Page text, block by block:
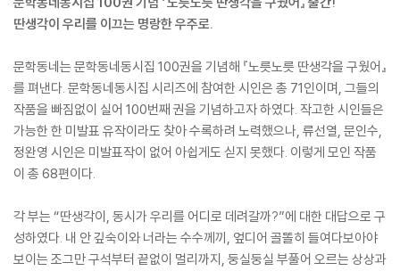
딴생각이 우리를 이끄는 명랑한 우주로.
문학동네는 문학동네동시집 100권을 기념해 『노릇노릇 딴생각을 구웠어』
를 펴낸다. 문학동네동시집 시리즈에 참여한 시인은 총 71인이며, 그들의
작품을 빠짐없이 실어 100번째 권을 기념하고자 하였다. 작고한 시인들은
가능한 한 미발표 유작이라도 찾아 수록하려 노력했으나, 류선열, 문인수,
정완영 시인은 미발표작이 없어 아쉽게도 싣지 못했다. 이렇게 모인 작품
이 총 68편이다.
각 부는 “딴생각이, 동시가 우리를 어디로 데려갈까?”에 대한 대답으로 구
성하였다. 내 안 깊숙이와 너라는 수수께끼, 엎디어 골똘히 들여다보아야
보이는 조그만 구석부터 끝없이 멀리까지, 둥실둥실 부풀어 오르는 상상과